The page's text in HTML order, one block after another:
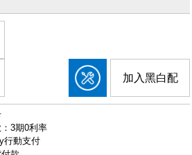
加入黑白配
3期0利率
行動支付